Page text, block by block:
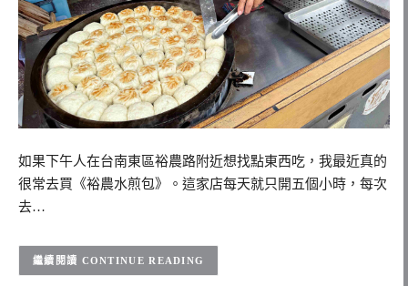
如果下午人在台南東區裕農路附近想找點東西吃，我最近真的
很常去買《裕農水煎包》。這家店每天就只開五個小時，每次
去…
CONTINUE READING